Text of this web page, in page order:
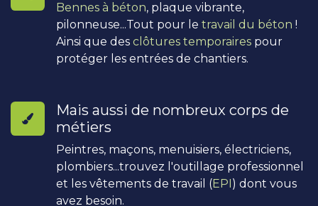
Bennes à béton, plaque vibrante,
pilonneuse...Tout pour le travail du béton !
Ainsi que des clôtures temporaires pour
protéger les entrées de chantiers.
Mais aussi de nombreux corps de
métiers
Peintres, maçons, menuisiers, électriciens,
plombiers...trouvez l'outillage professionnel
et les vêtements de travail (EPI) dont vous
avez besoin.